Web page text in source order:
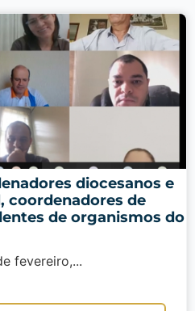
diocesanos e
coordenadores de
de organismos do
fevereiro,...